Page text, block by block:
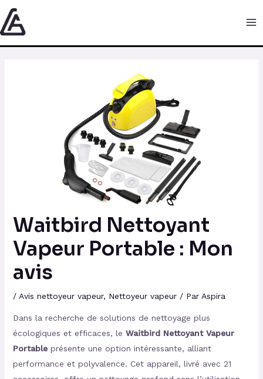
Aller
au
contenu
Waitbird Nettoyant
Vapeur Portable : Mon
avis
/ Avis nettoyeur vapeur, Nettoyeur vapeur/ Par Aspira
Dans la recherche de solutions de nettoyage plus
écologiques et efficaces, le Waitbird Nettoyant Vapeur
Portableprésente une option intéressante, alliant
performance et polyvalence. Cet appareil, livré avec 21